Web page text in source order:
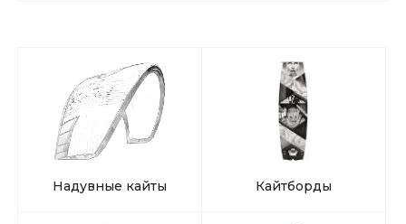
Надувные кайты Кайтборды